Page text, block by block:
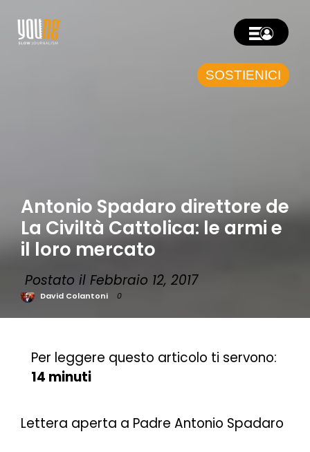
SOSTIENICI
Antonio Spadaro direttore de
La Civiltà Cattolica: le armi e
il loro mercato
Postato il Febbraio 12, 2017
David Colantoni 0
Per leggere questo articolo ti servono:
14 minuti
Lettera aperta a Padre Antonio Spadaro